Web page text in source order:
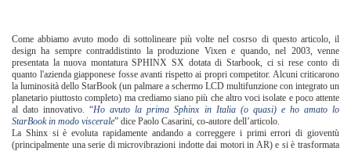
Come abbiamo avuto modo di sottolineare più volte nel cosrso di questo articolo, il
design ha sempre contraddistinto la produzione Vixen e quando, nel 2003, venne
presentata la nuova montatura SPHINX SX dotata di Starbook, ci si rese conto di
quanto l'azienda giapponese fosse avanti rispetto ai propri competitor. Alcuni criticarono
la luminosità dello StarBook (un palmare a schermo LCD multifunzione con integrato un
planetario piuttosto completo) ma crediamo siano più che altro voci isolate e poco attente
al dato innovativo. “Ho avuto la prima Sphinx in Italia (o quasi) e ho amato lo
StarBook in modo viscerale” dice Paolo Casarini, co-autore dell’articolo.
La Shinx si è evoluta rapidamente andando a correggere i primi errori di gioventù
(principalmente una serie di microvibrazioni indotte dai motori in AR) e si è trasformata